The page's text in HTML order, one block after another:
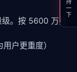
。按 5600 万月
户更重度）